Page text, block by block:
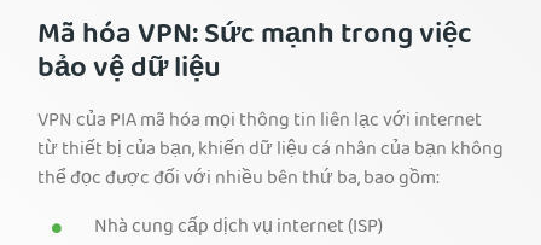
Máy Chủ VPN
Blog
Hỗ trợ
Đăng nhập
Mã hóa VPN: Sức mạnh trong việc
bảo vệ dữ liệu
VPN của PIA mã hóa mọi thông tin liên lạc với internet
từ thiết bị của bạn, khiến dữ liệu cá nhân của bạn không
thể đọc được đối với nhiều bên thứ ba, bao gồm:
Nhà cung cấp dịch vụ internet (ISP)